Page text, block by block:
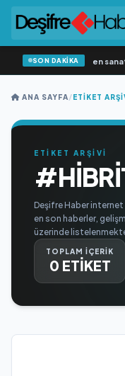
SON DAKİKA
Arabesk müziğin sevilen
ANA SAYFA/ETIKET
ETİKET ARŞİVİ
Deşifre Haber
en son haberler,
üzerinde
TOPLAM İÇERİK
0 ETİKET